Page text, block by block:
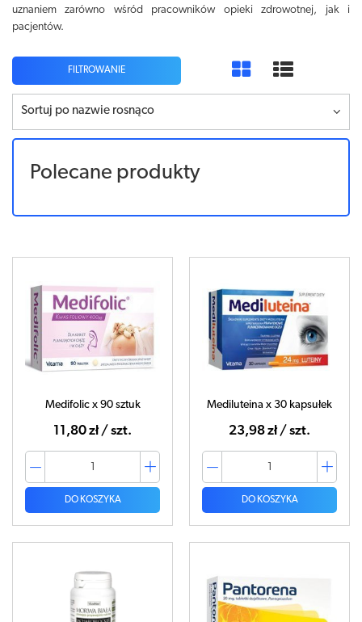
uznaniem zarówno wśród pracowników opieki zdrowotnej, jak i
pacjentów.
FILTROWANIE
Sortuj po nazwie rosnąco
Polecane produkty
Medifolic x 90 sztuk
11,80 zł / szt.
DO KOSZYKA
Mediluteina x 30 kapsułek
23,98 zł / szt.
DO KOSZYKA